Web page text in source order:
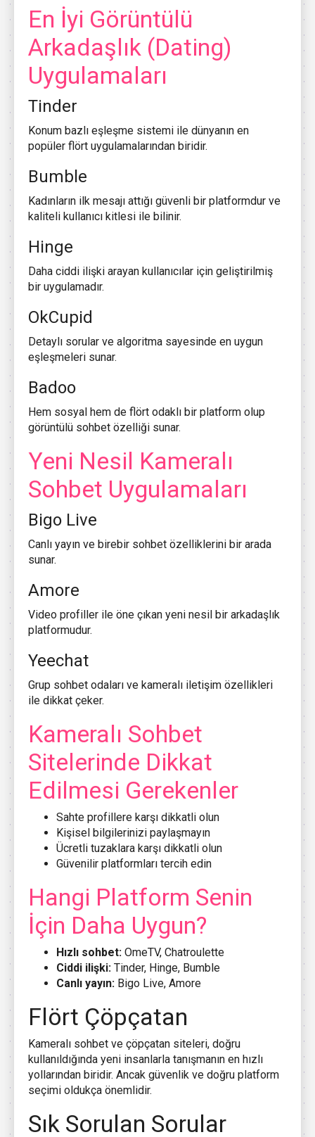
En İyi Görüntülü
Arkadaşlık (Dating)
Uygulamaları
Tinder
Konum bazlı eşleşme sistemi ile dünyanın en
popüler flört uygulamalarından biridir.
Bumble
Kadınların ilk mesajı attığı güvenli bir platformdur ve
kaliteli kullanıcı kitlesi ile bilinir.
Hinge
Daha ciddi ilişki arayan kullanıcılar için geliştirilmiş
bir uygulamadır.
OkCupid
Detaylı sorular ve algoritma sayesinde en uygun
eşleşmeleri sunar.
Badoo
Hem sosyal hem de flört odaklı bir platform olup
görüntülü sohbet özelliği sunar.
Yeni Nesil Kameralı
Sohbet Uygulamaları
Bigo Live
Canlı yayın ve birebir sohbet özelliklerini bir arada
sunar.
Amore
Video profiller ile öne çıkan yeni nesil bir arkadaşlık
platformudur.
Yeechat
Grup sohbet odaları ve kameralı iletişim özellikleri
ile dikkat çeker.
Kameralı Sohbet
Sitelerinde Dikkat
Edilmesi Gerekenler
Sahte profillere karşı dikkatli olun
Kişisel bilgilerinizi paylaşmayın
Ücretli tuzaklara karşı dikkatli olun
Güvenilir platformları tercih edin
Hangi Platform Senin
İçin Daha Uygun?
Hızlı sohbet: OmeTV, Chatroulette
Ciddi ilişki: Tinder, Hinge, Bumble
Canlı yayın: Bigo Live, Amore
Flört Çöpçatan
Kameralı sohbet ve çöpçatan siteleri, doğru
kullanıldığında yeni insanlarla tanışmanın en hızlı
yollarından biridir. Ancak güvenlik ve doğru platform
seçimi oldukça önemlidir.
Sık Sorulan Sorular